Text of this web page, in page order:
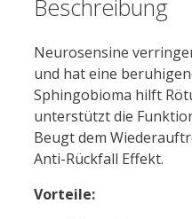
Beschreibung
Neurosensine
und hat eine
Sphingobioma hilft
unterstützt die
Beugt dem
Anti-Rückfall Effekt.
Vorteile: